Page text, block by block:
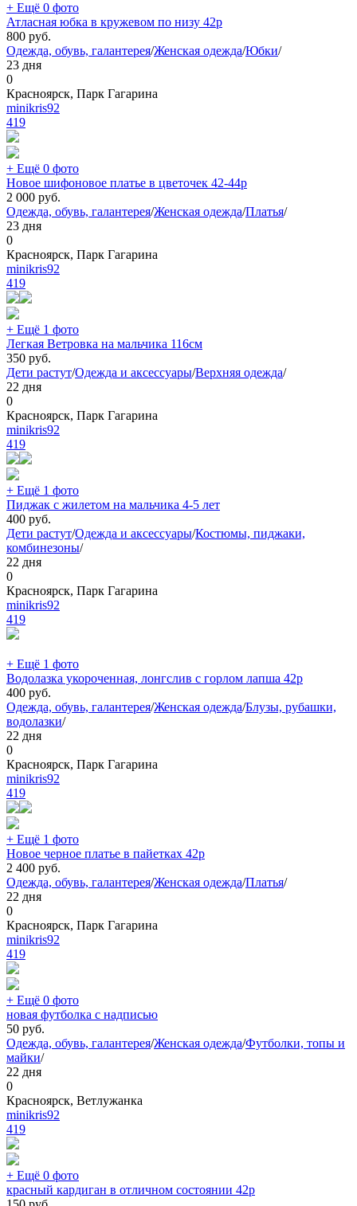
+ Ещё 0 фото
Атласная юбка в кружевом по низу 42р
800 руб.
Одежда, обувь, галантерея/Женская одежда/Юбки/
23 дня
0
Красноярск, Парк Гагарина
minikris92
419
+ Ещё 0 фото
Новое шифоновое платье в цветочек 42-44р
2 000 руб.
Одежда, обувь, галантерея/Женская одежда/Платья/
23 дня
0
Красноярск, Парк Гагарина
minikris92
419
+ Ещё 1 фото
Легкая Ветровка на мальчика 116см
350 руб.
Дети растут/Одежда и аксессуары/Верхняя одежда/
22 дня
0
Красноярск, Парк Гагарина
minikris92
419
+ Ещё 1 фото
Пиджак с жилетом на мальчика 4-5 лет
400 руб.
Дети растут/Одежда и аксессуары/Костюмы, пиджаки,
комбинезоны/
22 дня
0
Красноярск, Парк Гагарина
minikris92
419
+ Ещё 1 фото
Водолазка укороченная, лонгслив с горлом лапша 42р
400 руб.
Одежда, обувь, галантерея/Женская одежда/Блузы, рубашки,
водолазки/
22 дня
0
Красноярск, Парк Гагарина
minikris92
419
+ Ещё 1 фото
Новое черное платье в пайетках 42р
2 400 руб.
Одежда, обувь, галантерея/Женская одежда/Платья/
22 дня
0
Красноярск, Парк Гагарина
minikris92
419
+ Ещё 0 фото
новая футболка с надписью
50 руб.
Одежда, обувь, галантерея/Женская одежда/Футболки, топы и
майки/
22 дня
0
Красноярск, Ветлужанка
minikris92
419
+ Ещё 0 фото
красный кардиган в отличном состоянии 42р